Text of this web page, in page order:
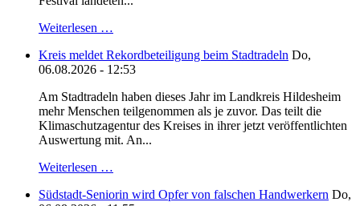
Weiterlesen …
Kreis meldet Rekordbeteiligung beim Stadtradeln Do,
06.08.2026 - 12:53
Am Stadtradeln haben dieses Jahr im Landkreis Hildesheim
mehr Menschen teilgenommen als je zuvor. Das teilt die
Klimaschutzagentur des Kreises in ihrer jetzt veröffentlichten
Auswertung mit. An...
Weiterlesen …
Südstadt-Seniorin wird Opfer von falschen Handwerkern Do,